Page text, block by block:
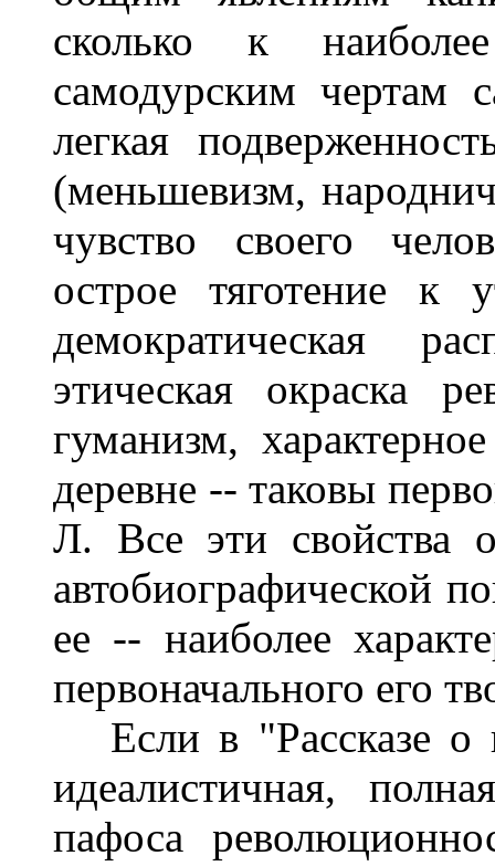
сколько к
самодурским чертам
легкая
(меньшевизм,
чувство своего
острое тяготение к
демократическая
этическая окраска
гуманизм,
деревне -- таковы
Л. Все эти свойства
автобиографической
ее -- наиболее
первоначального его
Если в "Рассказе о
идеалистичная,
пафоса